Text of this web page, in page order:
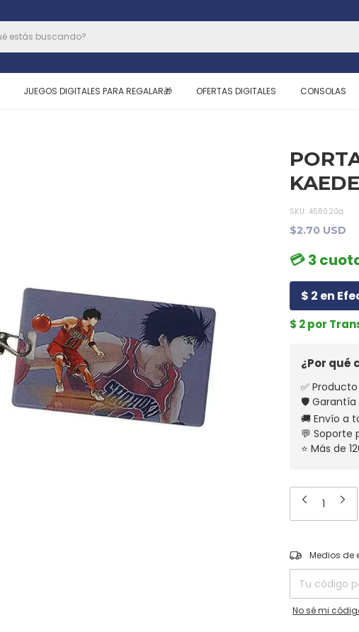
JUEGOS DIGITALES PARA REGALAR🎁 OFERTAS DIGITALES CONSOLAS
SKU: 458020a
$2.70 USD
💳 3
$ 2 en
$ 2 por
¿Por qué
✅
🛡️ Garantía
🚚 Envío a
💬 Soporte
⭐ Más de
Entregas para
Medios de
No sé mi